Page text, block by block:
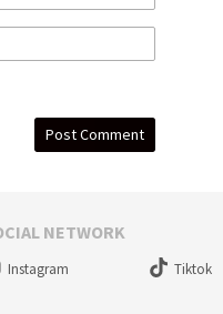
NETWORK
Instagram Tiktok